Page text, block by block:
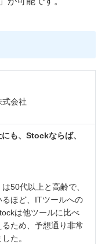
式会社
も、Stockならば、
50代以上と高齢で、
ほど、ITツールへの
は他ツールに比べ
ため、予想通り非常
た。